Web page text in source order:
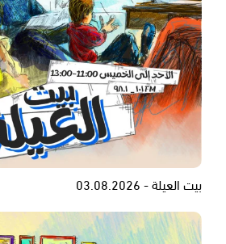
بيت العيلة - 03.08.2026